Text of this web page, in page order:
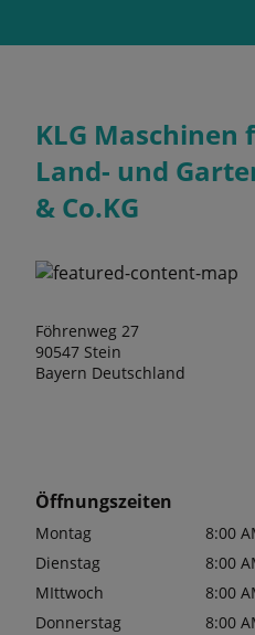
KLG
Land- und
& Co.KG
Föhrenweg 27
90547 Stein
Bayern Deutschland
Öffnungszeiten
Montag
8:00
Dienstag
8:00
MIttwoch
8:00
Donnerstag
8:00